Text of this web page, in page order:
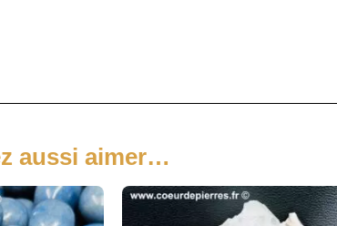
aussi aimer…